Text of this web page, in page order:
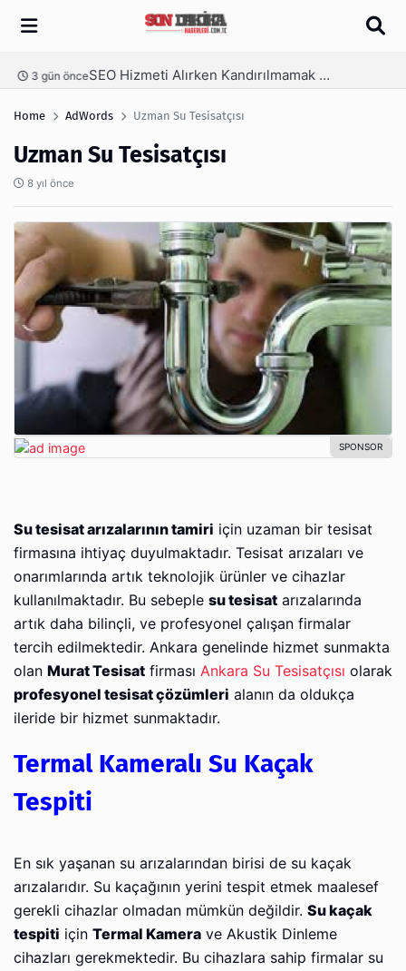
Arama
SEO Hizmeti Alırken Kandırılmamak İçin Bilinmesi Gerekenler
Home AdWords Uzman Su Tesisatçısı
Uzman Su Tesisatçısı
8 yıl önce
Su tesisat arızalarının tamiri için uzaman bir tesisat
firmasına ihtiyaç duyulmaktadır. Tesisat arızaları ve
onarımlarında artık teknolojik ürünler ve cihazlar
kullanılmaktadır. Bu sebeple su tesisat arızalarında
artık daha bilinçli, ve profesyonel çalışan firmalar
tercih edilmektedir. Ankara genelinde hizmet sunmakta
olan Murat Tesisat firması Ankara Su Tesisatçısı olarak
profesyonel tesisat çözümleri alanın da oldukça
ileride bir hizmet sunmaktadır.
Termal Kameralı Su Kaçak
Tespiti
En sık yaşanan su arızalarından birisi de su kaçak
arızalarıdır. Su kaçağının yerini tespit etmek maalesef
gerekli cihazlar olmadan mümkün değildir. Su kaçak
tespiti için Termal Kamera ve Akustik Dinleme
cihazları gerekmektedir. Bu cihazlara sahip firmalar su